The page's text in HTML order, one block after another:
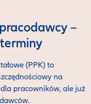
–
(PPK) to
na
pracowników, ale już